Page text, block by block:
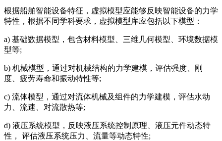
根据船舶智能设备特征，虚拟模型应能够反映智能设备的力学
特性，根据不同学科要求，虚拟模型库应包括以下模型：
a) 基础数据模型，包含材料模型、三维几何模型、环境数据模
型等;
b) 机械模型，通过对机械结构的力学建模，评估强度、刚
度、疲劳寿命和振动特性等;
c) 流体模型，通过对流体机械及组件的力学建模，评估水动
力、流速、对流散热等;
d) 液压系统模型，反映液压系统控制原理、液压元件动态特
性， 评估液压系统压力、流量等动态特性;